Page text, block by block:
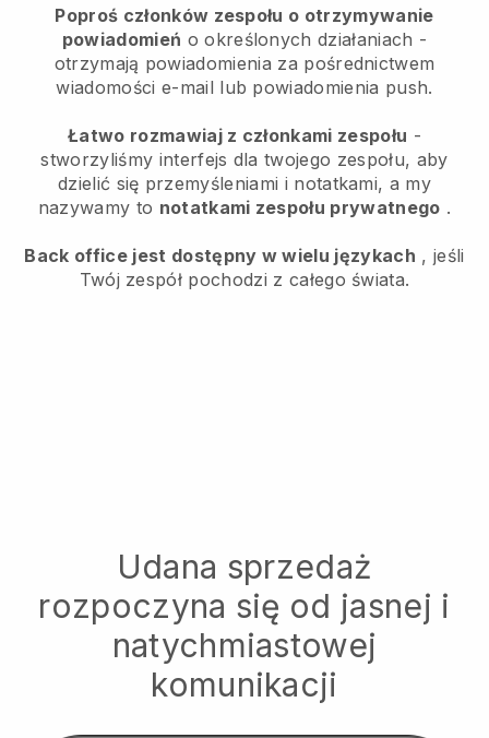
Poproś członków zespołu o otrzymywanie
powiadomień o określonych działaniach -
otrzymają powiadomienia za pośrednictwem
wiadomości e-mail lub powiadomienia push.
Łatwo rozmawiaj z członkami zespołu -
stworzyliśmy interfejs dla twojego zespołu, aby
dzielić się przemyśleniami i notatkami, a my
nazywamy to notatkami zespołu prywatnego .
Back office jest dostępny w wielu językach , jeśli
Twój zespół pochodzi z całego świata.
Udana sprzedaż
rozpoczyna się od jasnej i
natychmiastowej
komunikacji